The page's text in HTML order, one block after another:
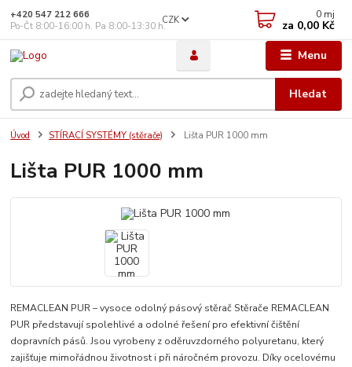
Menu
CZK
Hledat
+420 547 212 666
Po-Čt 8:00-16:00 h. Pa 8:00-13:30 h.
0 mj
za 0,00 Kč
Úvod STÍRACÍ SYSTÉMY (stěrače) Lišta PUR 1000 mm
Lišta PUR 1000 mm
REMACLEAN PUR – vysoce odolný pásový stěrač Stěrače REMACLEAN
PUR představují spolehlivé a odolné řešení pro efektivní čištění
dopravních pásů. Jsou vyrobeny z oděruvzdorného polyuretanu, který
zajišťuje mimořádnou životnost i při náročném provozu. Díky ocelovému